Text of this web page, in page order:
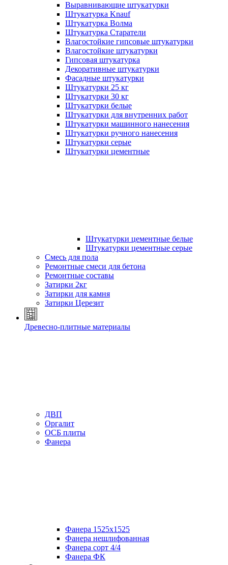
Выравнивающие штукатурки
Штукатурка Knauf
Штукатурка Волма
Штукатурка Старатели
Влагостойкие гипсовые штукатурки
Влагостойкие штукатурки
Гипсовая штукатурка
Декоративные штукатурки
Фасадные штукатурки
Штукатурки 25 кг
Штукатурки 30 кг
Штукатурки белые
Штукатурки для внутренних работ
Штукатурки машинного нанесения
Штукатурки ручного нанесения
Штукатурки серые
Штукатурки цементные
Штукатурки цементные белые
Штукатурки цементные серые
Смесь для пола
Ремонтные смеси для бетона
Ремонтные составы
Затирки 2кг
Затирки для камня
Затирки Церезит
Древесно-плитные материалы
ДВП
Оргалит
ОСБ плиты
Фанера
Фанера 1525х1525
Фанера нешлифованная
Фанера сорт 4/4
Фанера ФК